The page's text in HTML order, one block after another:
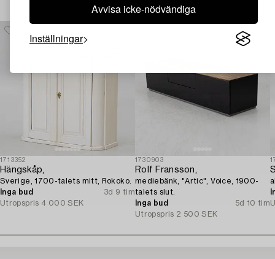
Avvisa icke-nödvändiga
Inställningar
1713352
Hängskåp,
Sverige, 1700-talets mitt, Rokoko.
Inga bud
3d 9 tim
Utropspris 4 000 SEK
1730903
Rolf Fransson,
mediebänk, "Artic", Voice, 1900-
talets slut.
Inga bud
5d 10 tim
Utropspris 2 500 SEK